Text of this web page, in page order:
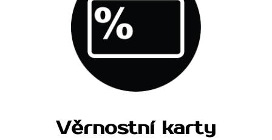
Věrnostní karty